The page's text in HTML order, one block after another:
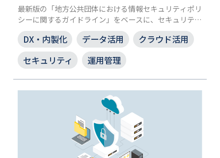
最新版の「地方公共団体における情報セキュリティポリ
シーに関するガイドライン」をベースに、セキュリティ
対策における現状課題を明確にし、自治体の皆さまの状
況に合わせた情報セキュリティポリシーの策定、及び改
定をします。
DX・内製化 データ活用
クラウド活用
セキュリティ
運用管理